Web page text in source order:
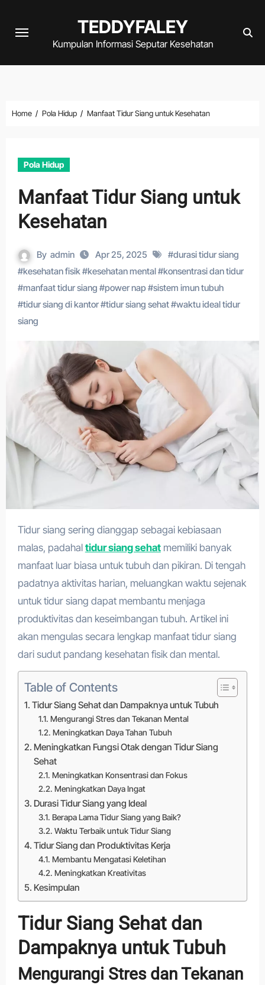
TEDDYFALEY
Kumpulan Informasi Seputar Kesehatan
Home Pola Hidup Manfaat Tidur Siang untuk Kesehatan
Pola Hidup
Manfaat Tidur Siang untuk
Kesehatan
By admin Apr 25, 2025 #durasi tidur siang
#kesehatan fisik#kesehatan mental#konsentrasi dan tidur
#manfaat tidur siang #power nap#sistem imun tubuh
#tidur siang di kantor#tidur siang sehat#waktu ideal tidur
siang
Tidur siang sering dianggap sebagai kebiasaan
malas, padahal tidur siang sehatmemiliki banyak
manfaat luar biasa untuk tubuh dan pikiran. Di tengah
padatnya aktivitas harian, meluangkan waktu sejenak
untuk tidur siang dapat membantu menjaga
produktivitas dan keseimbangan tubuh. Artikel ini
akan mengulas secara lengkap manfaat tidur siang
dari sudut pandang kesehatan fisik dan mental.
Table of Contents
Tidur Siang Sehat dan Dampaknya untuk Tubuh
Mengurangi Stres dan Tekanan Mental
Meningkatkan Daya Tahan Tubuh
Meningkatkan Fungsi Otak dengan Tidur Siang
Sehat
Meningkatkan Konsentrasi dan Fokus
Meningkatkan Daya Ingat
Durasi Tidur Siang yang Ideal
Berapa Lama Tidur Siang yang Baik?
Waktu Terbaik untuk Tidur Siang
Tidur Siang dan Produktivitas Kerja
Membantu Mengatasi Keletihan
Meningkatkan Kreativitas
Kesimpulan
Tidur Siang Sehat dan
Dampaknya untuk Tubuh
Mengurangi Stres dan Tekanan